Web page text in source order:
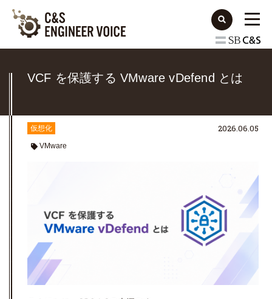
VCF を保護する VMware vDefend とは
仮想化
VMware
2026.06.05